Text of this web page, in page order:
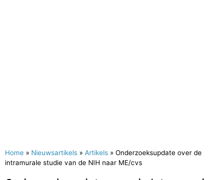
Home » Nieuwsartikels » Artikels » Onderzoeksupdate over de
intramurale studie van de NIH naar ME/cvs